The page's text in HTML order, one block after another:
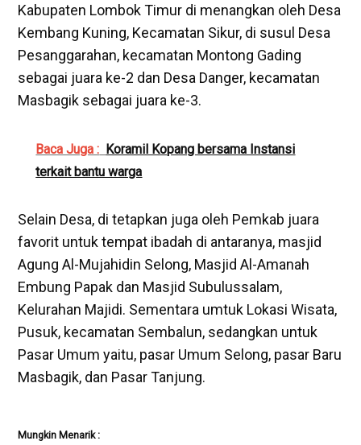
Kabupaten Lombok Timur di menangkan oleh Desa
Kembang Kuning, Kecamatan Sikur, di susul Desa
Pesanggarahan, kecamatan Montong Gading
sebagai juara ke-2 dan Desa Danger, kecamatan
Masbagik sebagai juara ke-3.
Baca Juga : Koramil Kopang bersama Instansi
terkait bantu warga
Selain Desa, di tetapkan juga oleh Pemkab juara
favorit untuk tempat ibadah di antaranya, masjid
Agung Al-Mujahidin Selong, Masjid Al-Amanah
Embung Papak dan Masjid Subulussalam,
Kelurahan Majidi. Sementara umtuk Lokasi Wisata,
Pusuk, kecamatan Sembalun, sedangkan untuk
Pasar Umum yaitu, pasar Umum Selong, pasar Baru
Masbagik, dan Pasar Tanjung.
Mungkin Menarik :